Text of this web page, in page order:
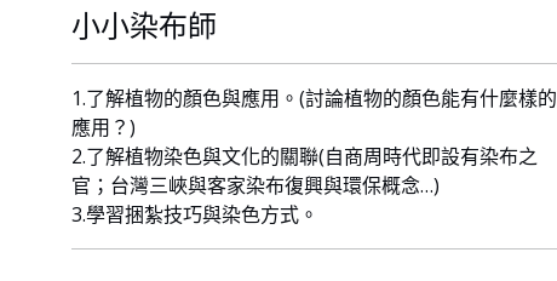
小小染布師
1.了解植物的顏色與應用。(討論植物的顏色能有什麼樣的
應用？)
2.了解植物染色與文化的關聯(自商周時代即設有染布之
官；台灣三峽與客家染布復興與環保概念…)
3.學習捆紮技巧與染色方式。